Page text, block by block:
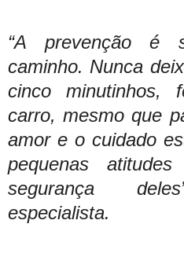
“A prevenção é
caminho. Nunca
cinco minutinhos,
carro, mesmo que
amor e o cuidado
pequenas
segurança
especialista.